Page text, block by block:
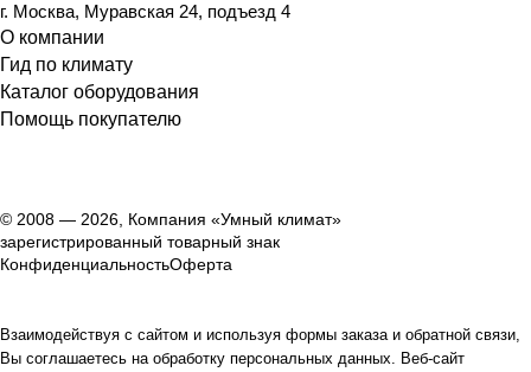
г. Москва, Муравская 24, подъезд 4
О компании
Гид по климату
Каталог оборудования
Помощь покупателю
© 2008 — 2026, Компания «Умный климат»
зарегистрированный товарный знак
КонфиденциальностьОферта
Взаимодействуя с сайтом и используя формы заказа и обратной связи,
Вы соглашаетесь на обработку персональных данных. Веб-сайт